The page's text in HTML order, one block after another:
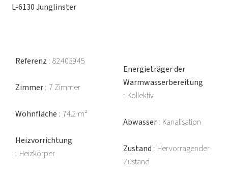
L-6130 Junglinster
Referenz 82403945
Zimmer 7 Zimmer
Wohnfläche 74.2 m²
Heizvorrichtung
Heizkörper
Energieträger der
Warmwasserbereitung
Kollektiv
Abwasser Kanalisation
Zustand Hervorragender
Zustand